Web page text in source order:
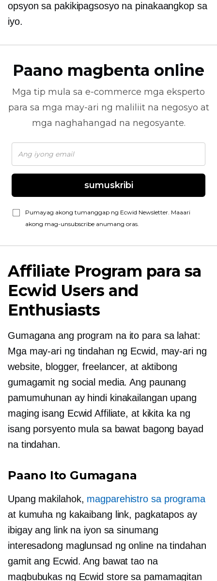
opsyon sa pakikipagsosyo na pinakaangkop sa
iyo.
Paano magbenta online
Mga tip mula sa e-commerce mga eksperto
para sa mga may-ari ng maliliit na negosyo at
mga naghahangad na negosyante.
sumuskribi
Pumayag akong tumanggap ng Ecwid Newsletter. Maaari
akong mag-unsubscribe anumang oras.
Affiliate Program para sa
Ecwid Users and
Enthusiasts
Gumagana ang program na ito para sa lahat:
Mga may-ari ng tindahan ng Ecwid, may-ari ng
website, blogger, freelancer, at aktibong
gumagamit ng social media. Ang paunang
pamumuhunan ay hindi kinakailangan upang
maging isang Ecwid Affiliate, at kikita ka ng
isang porsyento mula sa bawat bagong bayad
na tindahan.
Paano Ito Gumagana
Upang makilahok, magparehistro sa programa
at kumuha ng kakaibang link, pagkatapos ay
ibigay ang link na iyon sa sinumang
interesadong maglunsad ng online na tindahan
gamit ang Ecwid. Ang bawat tao na
magbubukas ng Ecwid store sa pamamagitan